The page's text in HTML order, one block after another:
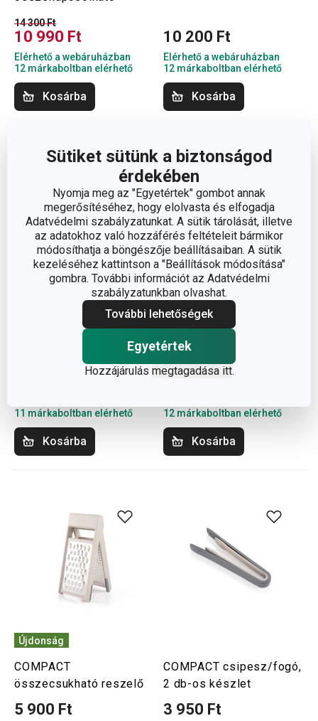
Sütiket sütünk a biztonságod
érdekében
Nyomja meg az "Egyetértek" gombot annak
megerősítéséhez, hogy elolvasta és elfogadja
Adatvédelmi szabályzatunkat. A sütik tárolását, illetve
az adatokhoz való hozzáférés feltételeit bármikor
módosíthatja a böngészője beállításaiban. A sütik
kezeléséhez kattintson a "Beállítások módosítása"
gombra. További információt az Adatvédelmi
szabályzatunkban olvashat.
További lehetőségek
Egyetértek
Hozzájárulás megtagadása itt.
14 300 Ft
10 990 Ft
Elérhető a webáruházban
12 márkaboltban elérhető
Kosárba
10 200 Ft
Elérhető a webáruházban
12 márkaboltban elérhető
Kosárba
11 márkaboltban elérhető
Kosárba
COMPACT sütőtepsi
42 x 36 cm
7 750 Ft
12 márkaboltban elérhető
Kosárba
Újdonság
COMPACT
összecsukható reszelő
5 900 Ft
COMPACT csipesz/fogó,
2 db-os készlet
3 950 Ft